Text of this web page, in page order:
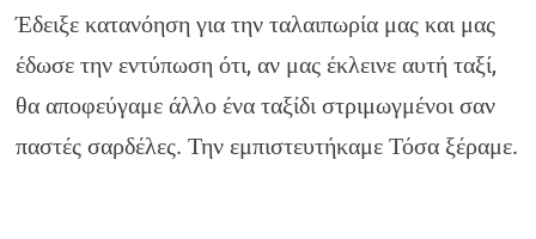
Έδειξε κατανόηση για την ταλαιπωρία μας και μας
έδωσε την εντύπωση ότι, αν μας έκλεινε αυτή ταξί,
θα αποφεύγαμε άλλο ένα ταξίδι στριμωγμένοι σαν
παστές σαρδέλες. Την εμπιστευτήκαμε Τόσα ξέραμε.